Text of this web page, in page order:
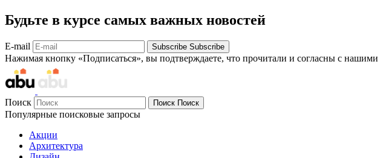
Будьте в курсе самых важных новостей
E-mail Subscribe Subscribe
Нажимая кнопку «Подписаться», вы подтверждаете, что прочитали и согласны с нашими
Поиск Поиск Поиск
Популярные поисковые запросы
Акции
Архитектура